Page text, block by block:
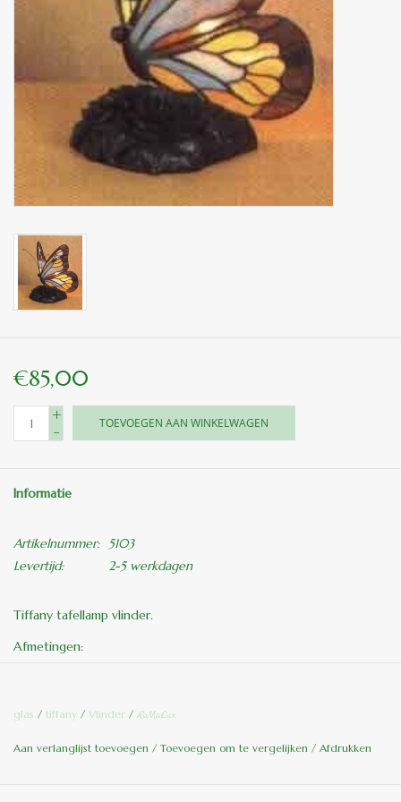
binnen en of buiten.
ANTIEK , Curiosa en
Replica's
Cadeau artikelen
Diversen
Winkel decoratie
€85,00
+
-
TOEVOEGEN AAN WINKELWAGEN
Informatie
Artikelnummer:
5103
Levertijd:
2-5 werkdagen
Tiffany tafellamp vlinder.
Afmetingen:
vervaardigd.
glas / tiffany / Vlinder / RoMaLux
Aan verlanglijst toevoegen / Toevoegen om te vergelijken / Afdrukken